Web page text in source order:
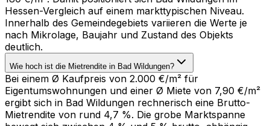
Hessen-Vergleich auf einem markttypischen Niveau.
Innerhalb des Gemeindegebiets variieren die Werte je
nach Mikrolage, Baujahr und Zustand des Objekts
deutlich.
Wie hoch ist die Mietrendite in Bad Wildungen?
Bei einem Ø Kaufpreis von 2.000 €/m² für
Eigentumswohnungen und einer Ø Miete von 7,90 €/m²
ergibt sich in Bad Wildungen rechnerisch eine Brutto-
Mietrendite von rund 4,7 %. Die grobe Marktspanne